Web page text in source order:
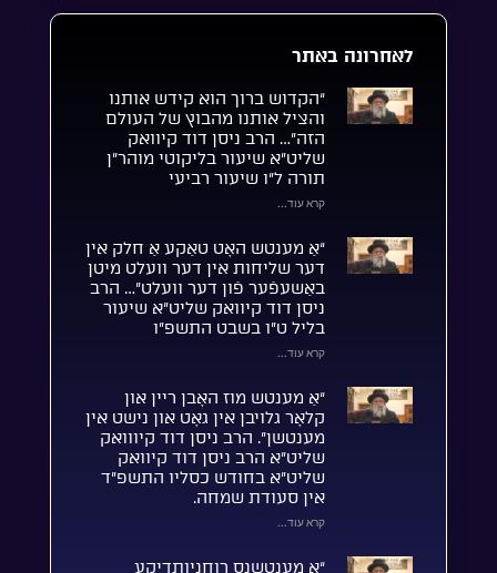
לאחרונה באתר
“הקדוש ברוך הוא קידש אותנו
והציל אותנו מהבוץ של העולם
הזה”… הרב ניסן דוד קיוואק
שליט”א שיעור בליקוטי מוהר”ן
תורה ל”ו שיעור רביעי
קרא עוד...
“אַ מענטש האָט טאַקע אַ חלק אין
דער שליחות אין דער וועלט מיטן
באַשעפֿער פֿון דער וועלט”… הרב
ניסן דוד קיוואק שליט”א שיעור
בליל ט”ו בשבט התשפ”ו
קרא עוד...
“אַ מענטש מוז האָבן ריין און
קלאָר גלויבן אין גאָט און נישט אין
מענטשן”. הרב ניסן דוד קיווואק
שליט”א הרב ניסן דוד קיוואק
שליט”א בחודש כסליו התשפ”ד
אין סעודת שמחה.
קרא עוד...
“אַ מענטשנס רוחניותדיקע